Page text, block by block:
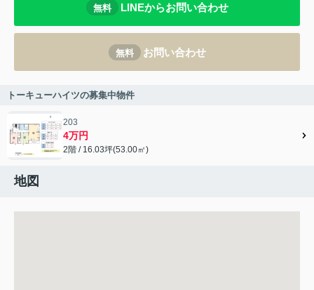
無料 LINEからお問い合わせ
無料 お問い合わせ
トーキューハイツの募集中物件
203
4万円
2階 / 16.03坪(53.00㎡)
地図